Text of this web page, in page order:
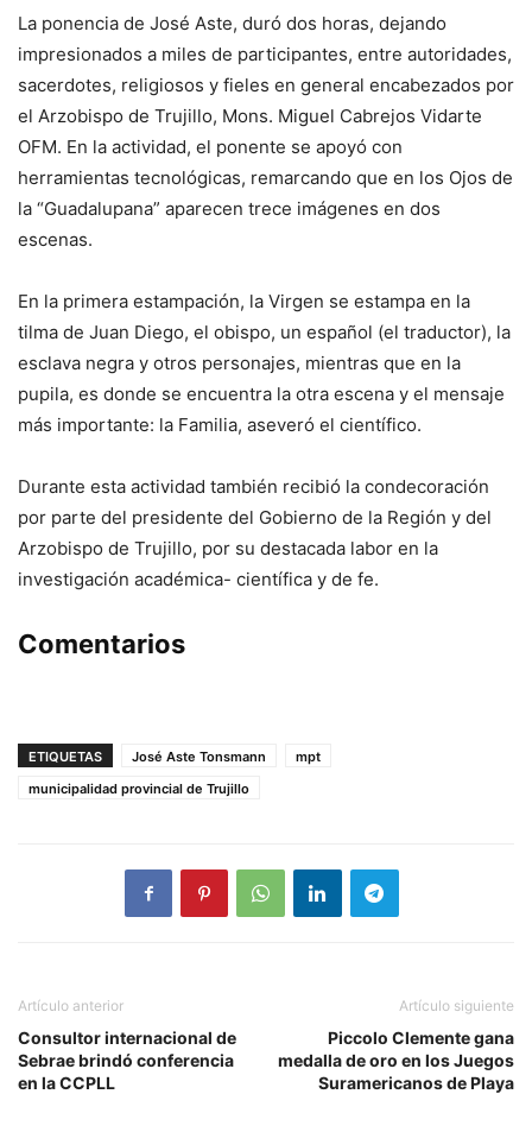
La ponencia de José Aste, duró dos horas, dejando
impresionados a miles de participantes, entre autoridades,
sacerdotes, religiosos y fieles en general encabezados por
el Arzobispo de Trujillo, Mons. Miguel Cabrejos Vidarte
OFM. En la actividad, el ponente se apoyó con
herramientas tecnológicas, remarcando que en los Ojos de
la “Guadalupana” aparecen trece imágenes en dos
escenas.
En la primera estampación, la Virgen se estampa en la
tilma de Juan Diego, el obispo, un español (el traductor), la
esclava negra y otros personajes, mientras que en la
pupila, es donde se encuentra la otra escena y el mensaje
más importante: la Familia, aseveró el científico.
Durante esta actividad también recibió la condecoración
por parte del presidente del Gobierno de la Región y del
Arzobispo de Trujillo, por su destacada labor en la
investigación académica- científica y de fe.
Comentarios
ETIQUETAS José Aste Tonsmann
mpt
municipalidad provincial de Trujillo
Artículo anterior
Consultor internacional de
Sebrae brindó conferencia
en la CCPLL
Artículo siguiente
Piccolo Clemente gana
medalla de oro en los Juegos
Suramericanos de Playa